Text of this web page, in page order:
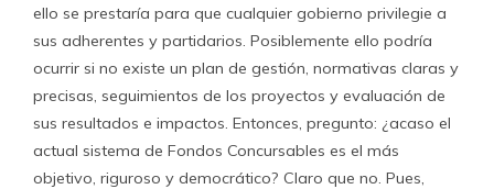
ello se prestaría para que cualquier gobierno privilegie a
sus adherentes y partidarios. Posiblemente ello podría
ocurrir si no existe un plan de gestión, normativas claras y
precisas, seguimientos de los proyectos y evaluación de
sus resultados e impactos. Entonces, pregunto: ¿acaso el
actual sistema de Fondos Concursables es el más
objetivo, riguroso y democrático? Claro que no. Pues,